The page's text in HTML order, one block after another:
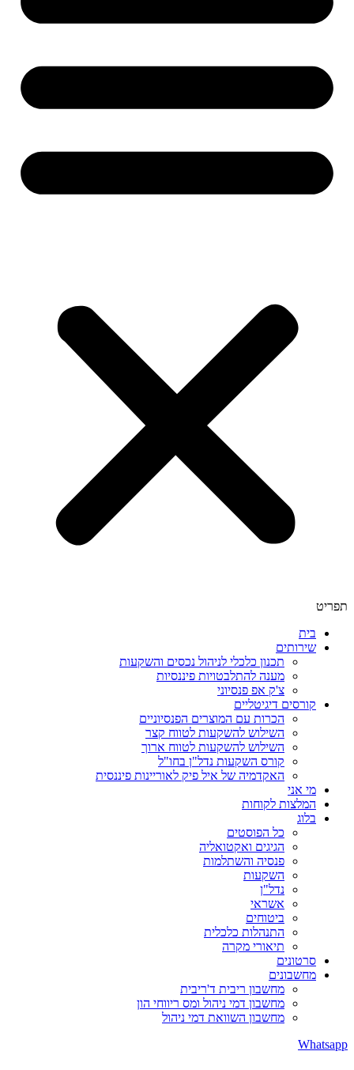
תפריט
בית
שירותים
תכנון כלכלי לניהול נכסים והשקעות
מענה להתלבטויות פיננסיות
צ'ק אפ פנסיוני
קורסים דיגיטליים
הכרות עם המוצרים הפנסיוניים
השילוש להשקעות לטווח קצר
השילוש להשקעות לטווח ארוך
קורס השקעות נדל"ן בחו"ל
האקדמיה של איל פיק לאוריינות פיננסית
מי אני
המלצות לקוחות
בלוג
כל הפוסטים
הגיגים ואקטואליה
פנסיה והשתלמות
השקעות
נדל"ן
אשראי
ביטוחים
התנהלות כלכלית
תיאורי מקרה
סרטונים
מחשבונים
מחשבון ריבית ד'ריבית
מחשבון דמי ניהול ומס ריווחי הון
מחשבון השוואת דמי ניהול
Whatsapp